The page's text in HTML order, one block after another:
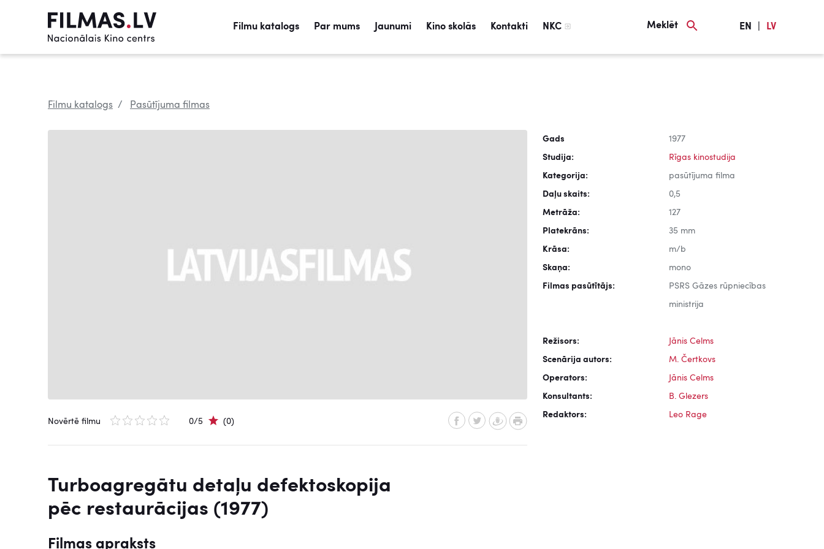
Filmu katalogs Par mums Jaunumi Kino skolās Kontakti NKC Meklēt EN LV
Filmu katalogs Pasūtījuma filmas
Novērtē filmu 0/5 (0)
Turboagregātu detaļu defektoskopija
pēc restaurācijas (1977)
Filmas apraksts
Gads 1977
Studija: Rīgas kinostudija
Kategorija: pasūtījuma filma
Daļu skaits: 0,5
Metrāža: 127
Platekrāns: 35 mm
Krāsa: m/b
Skaņa: mono
Filmas pasūtītājs: PSRS Gāzes rūpniecības
ministrija
Režisors: Jānis Celms
Scenārija autors: M. Čertkovs
Operators: Jānis Celms
Konsultants: B. Glezers
Redaktors: Leo Rage